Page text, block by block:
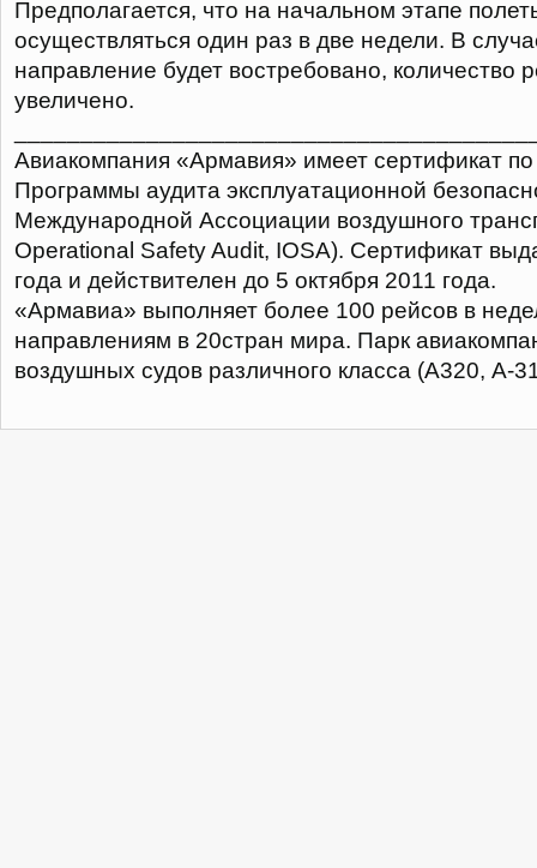
Предполагается, что на начальном этапе
осуществляться один раз в две недели. В
направление будет востребовано, количество
увеличено.
Авиакомпания «Армавия» имеет сертификат
Программы аудита эксплуатационной
Международной Ассоциации воздушного
Operational Safety Audit, IOSA). Сертификат
года и действителен до 5 октября 2011 года.
«Армавиа» выполняет более 100 рейсов в
направлениям в 20стран мира. Парк
воздушных судов различного класса (А320, А-